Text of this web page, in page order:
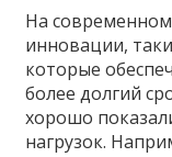
На
инновации,
которые
более долгий
хорошо
нагрузок.